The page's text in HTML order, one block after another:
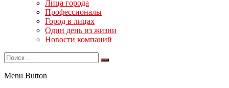
Лица города
Профессионалы
Город в лицах
Один день из жизни
Новости компаний
Menu Button